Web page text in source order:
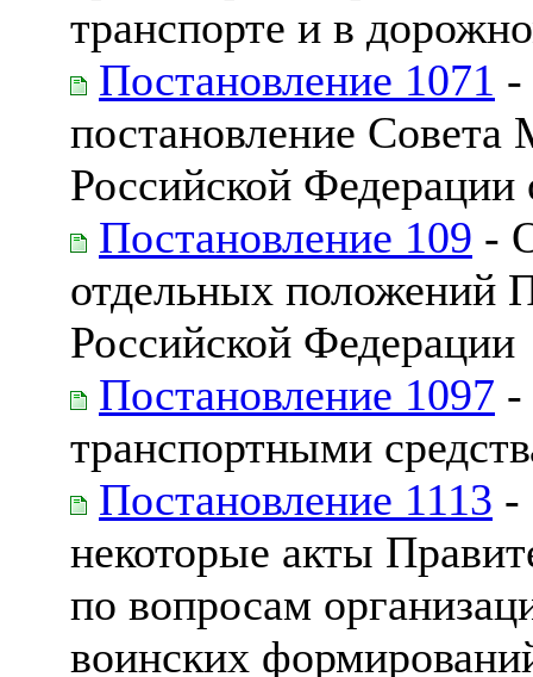
транспорте и в
Постановление 1071 -
постановление Совета
Российской
Постановление 109 -
отдельных положений
Российской Федерации
Постановление 1097 -
транспортными
Постановление 1113 -
некоторые акты
по вопросам
воинских